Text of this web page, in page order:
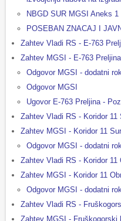
NBGD SUR MGSI Aneks
POSEBAN ZNACAJ I
Zahtev Vladi RS - E-763
Zahtev MGSI - E-763
Odgovor MGSI - dodatni rok
Odgovor MGSI
Ugovor E-763 Preljina -
Zahtev Vladi RS - Koridor 11
Zahtev MGSI - Koridor 11
Odgovor MGSI - dodatni rok
Zahtev Vladi RS - Koridor
Zahtev MGSI - Koridor 11
Odgovor MGSI - dodatni rok
Zahtev Vladi RS -
Zahtev MGSI - Fruškogorski